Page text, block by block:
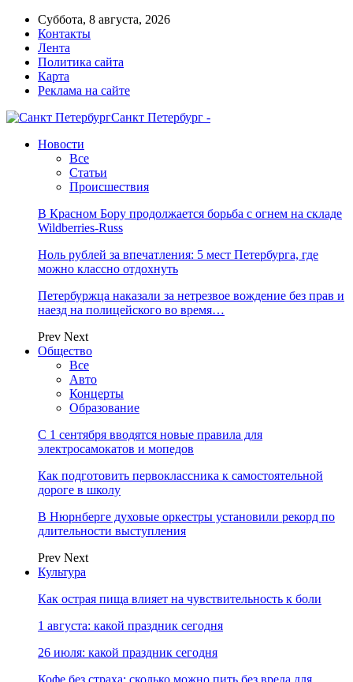
Суббота, 8 августа, 2026
Контакты
Лента
Политика сайта
Карта
Реклама на сайте
Санкт Петербург -
Новости
Все
Статьи
Происшествия
В Красном Бору продолжается борьба с огнем на складе
Wildberries-Russ
Ноль рублей за впечатления: 5 мест Петербурга, где
можно классно отдохнуть
Петербуржца наказали за нетрезвое вождение без прав и
наезд на полицейского во время…
Prev Next
Общество
Все
Авто
Концерты
Образование
С 1 сентября вводятся новые правила для
электросамокатов и мопедов
Как подготовить первоклассника к самостоятельной
дороге в школу
В Нюрнберге духовые оркестры установили рекорд по
длительности выступления
Prev Next
Культура
Как острая пища влияет на чувствительность к боли
1 августа: какой праздник сегодня
26 июля: какой праздник сегодня
Кофе без страха: сколько можно пить без вреда для